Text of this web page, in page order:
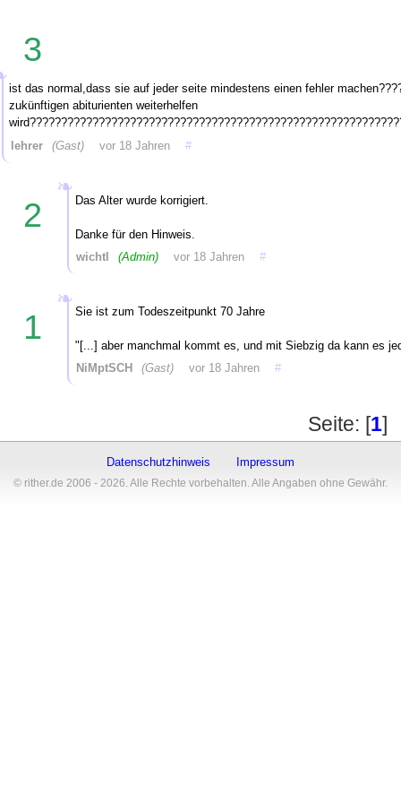
3
ist das normal,dass sie auf jeder seite mindestens einen fehler
zukünftigen abiturienten weiterhelfen
lehrer
(Gast) vor 18 Jahren #
2 Das Alter wurde korrigiert.
Danke für den Hinweis.
wichtl
(Admin) vor 18 Jahren #
1 Sie ist zum Todeszeitpunkt 70 Jahre
"[...] aber manchmal kommt es, und mit Siebzig da kann es
NiMptSCH
(Gast) vor 18 Jahren #
Seite: [1]
Datenschutzhinweis Impressum
© rither.de 2006 - 2026. Alle Rechte vorbehalten. Alle Angaben ohne Gewähr.